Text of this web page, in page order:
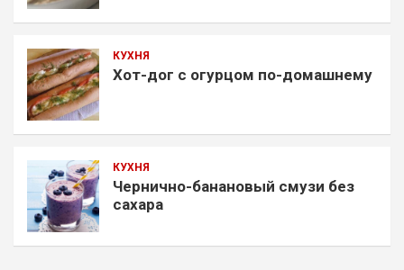
КУХНЯ
Хот-дог с огурцом по-домашнему
КУХНЯ
Чернично-банановый смузи без
сахара